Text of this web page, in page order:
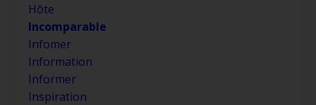
Hôte
Incomparable
Infomer
Information
Informer
Inspiration